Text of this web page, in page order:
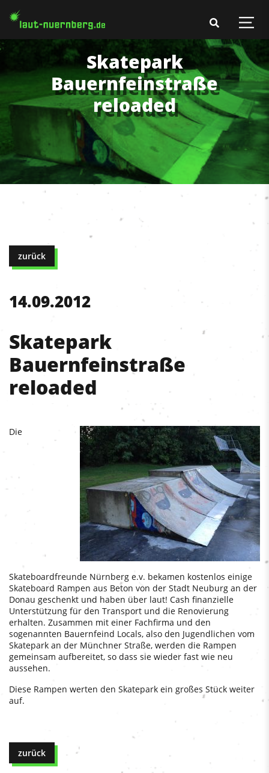
Skatepark
Bauernfeinstraße
reloaded
zurück
14.09.2012
Skatepark
Bauernfeinstraße
reloaded
Die
Skateboardfreunde Nürnberg e.v. bekamen kostenlos einige
Skateboard Rampen aus Beton von der Stadt Neuburg an der
Donau geschenkt und haben über laut! Cash finanzielle
Unterstützung für den Transport und die Renovierung
erhalten. Zusammen mit einer Fachfirma und den
sogenannten Bauernfeind Locals, also den Jugendlichen vom
Skatepark an der Münchner Straße, werden die Rampen
gemeinsam aufbereitet, so dass sie wieder fast wie neu
aussehen.
Diese Rampen werten den Skatepark ein großes Stück weiter
auf.
zurück